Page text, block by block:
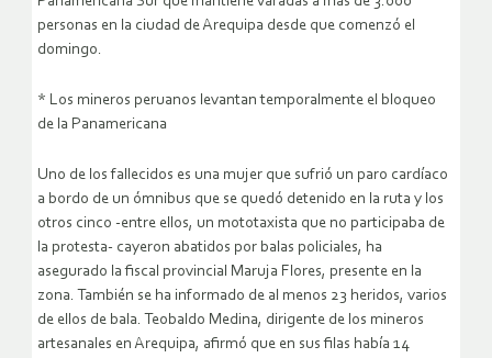
personas en la ciudad de Arequipa desde que comenzó el
domingo.
* Los mineros peruanos levantan temporalmente el bloqueo
de la Panamericana
Uno de los fallecidos es una mujer que sufrió un paro cardíaco
a bordo de un ómnibus que se quedó detenido en la ruta y los
otros cinco -entre ellos, un mototaxista que no participaba de
la protesta- cayeron abatidos por balas policiales, ha
asegurado la fiscal provincial Maruja Flores, presente en la
zona. También se ha informado de al menos 23 heridos, varios
de ellos de bala. Teobaldo Medina, dirigente de los mineros
artesanales en Arequipa, afirmó que en sus filas había 14